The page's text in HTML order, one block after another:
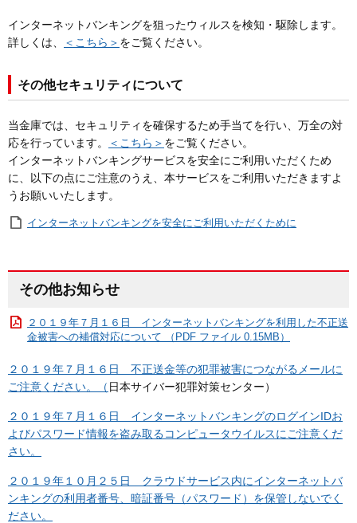
インターネットバンキングを狙ったウィルスを検知・駆除します。
詳しくは、
＜こちら＞ をご覧ください。
その他セキュリティについて
当金庫では、セキュリティを確保するため手当てを行い、万全の対
応を行っています。
＜こちら＞ をご覧ください。
インターネットバンキングサービスを安全にご利用いただくため
に、以下の点にご注意のうえ、本サービスをご利用いただきますよ
うお願いいたします。
インターネットバンキングを安全にご利用いただくために
その他お知らせ
２０１９年７月１６日 インターネットバンキングを利用した不正送
金被害への補償対応について （PDF ファイル 0.15MB）
２０１９年７月１６日 不正送金等の犯罪被害につながるメールに
ご注意ください。（ 日本サイバー犯罪対策センター）
２０１９年７月１６日 インターネットバンキングのログインIDお
よびパスワード情報を盗み取るコンピュータウイルスにご注意くだ
さい。
２０１９年１０月２５日 クラウドサービス内にインターネットバ
ンキングの利用者番号、暗証番号（パスワード）を保管しないでく
ださい。